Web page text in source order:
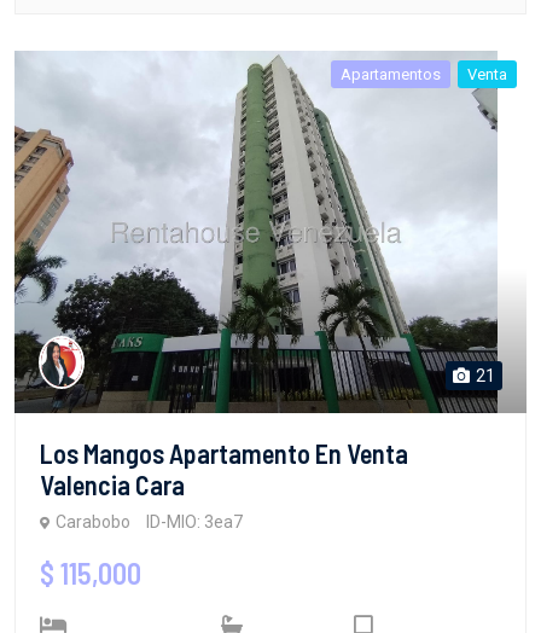
Apartamentos Venta
21
Los Mangos Apartamento En Venta
Valencia Cara
Carabobo ID-MIO: 3ea7
$ 115,000